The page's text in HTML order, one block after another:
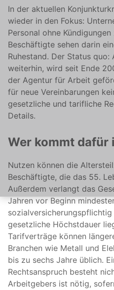
In der aktuellen
wieder in den Fokus:
Personal ohne
Beschäftigte sehen darin
Ruhestand. Der Status
weiterhin, wird seit Ende
der Agentur für Arbeit
für neue Vereinbarungen
gesetzliche und tarifliche
Details.
Wer kommt dafür
Nutzen können die
Beschäftigte, die das 55.
Außerdem verlangt das
Jahren vor Beginn
gesetzliche Höchstdauer
Tarifverträge können
Branchen wie Metall und
bis zu sechs Jahre üblich.
Rechtsanspruch besteht
Arbeitgebers ist nötig,